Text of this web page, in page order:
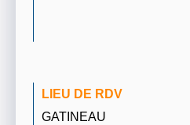
LIEU DE RDV
GATINEAU